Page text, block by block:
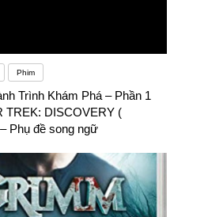
Phim
Trình Khám Phá – Phần 1
TREK: DISCOVERY (
Phụ đề song ngữ